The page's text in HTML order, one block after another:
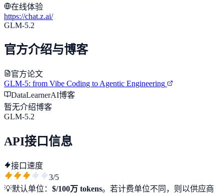
在线体验
https://chat.z.ai/
GLM-5.2
官方介绍与博客
官方论文
GLM-5: from Vibe Coding to Agentic Engineering
DataLearnerAI博客
暂无介绍博客
GLM-5.2
API接口信息
接口速度
3/5
💡默认单位： $/100万 tokens。若计费单位不同，则以供应商